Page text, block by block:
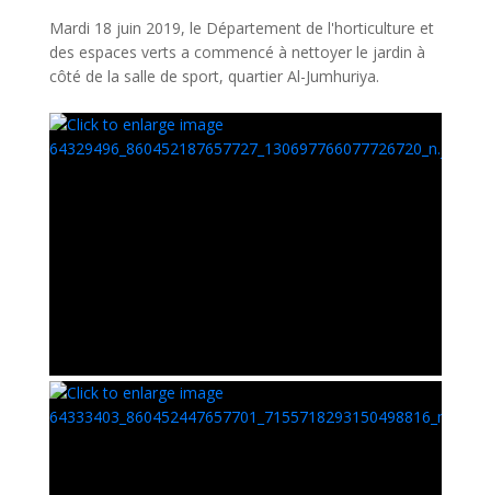
Mardi 18 juin 2019, le Département de l'horticulture et
des espaces verts a commencé à nettoyer le jardin à
côté de la salle de sport, quartier Al-Jumhuriya.